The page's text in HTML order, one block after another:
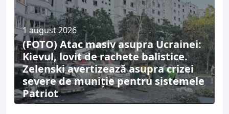
1 august 2026
(FOTO) Atac masiv asupra Ucrainei:
Kievul, lovit de rachete balistice.
Zelenski avertizează asupra crizei
severe de muniție pentru sistemele
Patriot